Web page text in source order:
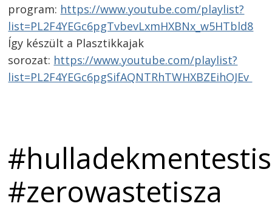
program: https://www.youtube.com/playlist?
list=PL2F4YEGc6pgTvbevLxmHXBNx_w5HTbld8
Így készült a Plasztikkajak
sorozat: https://www.youtube.com/playlist?
list=PL2F4YEGc6pgSifAQNTRhTWHXBZEihOJEv
#zerowastetisza